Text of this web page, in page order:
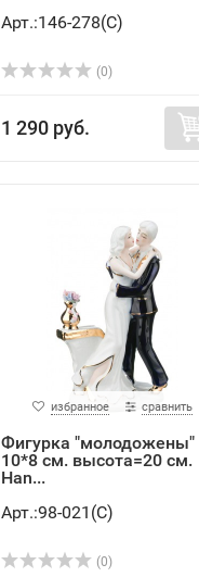
Арт.:146-278(C)
(0)
1 290 руб.
избранное сравнить
Фигурка "молодожены"
10*8 см. высота=20 см.
Han...
Арт.:98-021(C)
(0)